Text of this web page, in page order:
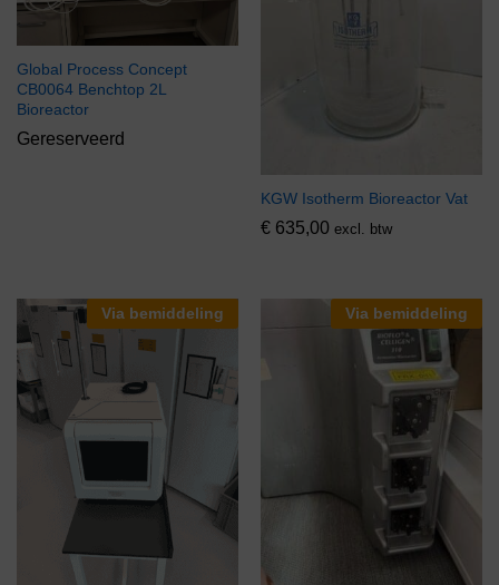
Global Process Concept
CB0064 Benchtop 2L
Bioreactor
Gereserveerd
KGW Isotherm Bioreactor Vat
€ 635,00 excl. btw
Via bemiddeling Via bemiddeling